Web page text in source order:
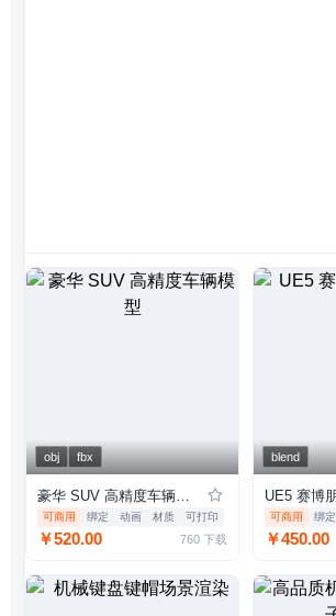
obj fbx
可商用 绑定 动画 材质 可打印
￥520.00 760 下载
blend
可商用 绑定
￥450.00